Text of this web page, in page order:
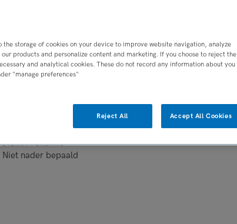
ggz | zzp
DIENSTVERBAND
Niet nader bepaald
the storage of cookies on your device to improve website navigation, analyze
products and personalize content and marketing. If you choose to reject the
and analytical cookies. These do not record any information about you
"manage preferences"
Reject All Accept All Cookies